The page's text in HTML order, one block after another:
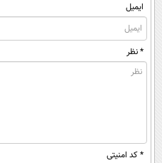
ایمیل
* نظر
* کد امنیتی